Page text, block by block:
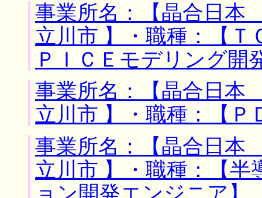
事業所名：【晶合日本
立川市 】・職種：【
ＰＩＣＥモデリング開
事業所名：【晶合日本
立川市 】・職種：【
事業所名：【晶合日本
立川市 】・職種：【
ョン開発エンジニア】